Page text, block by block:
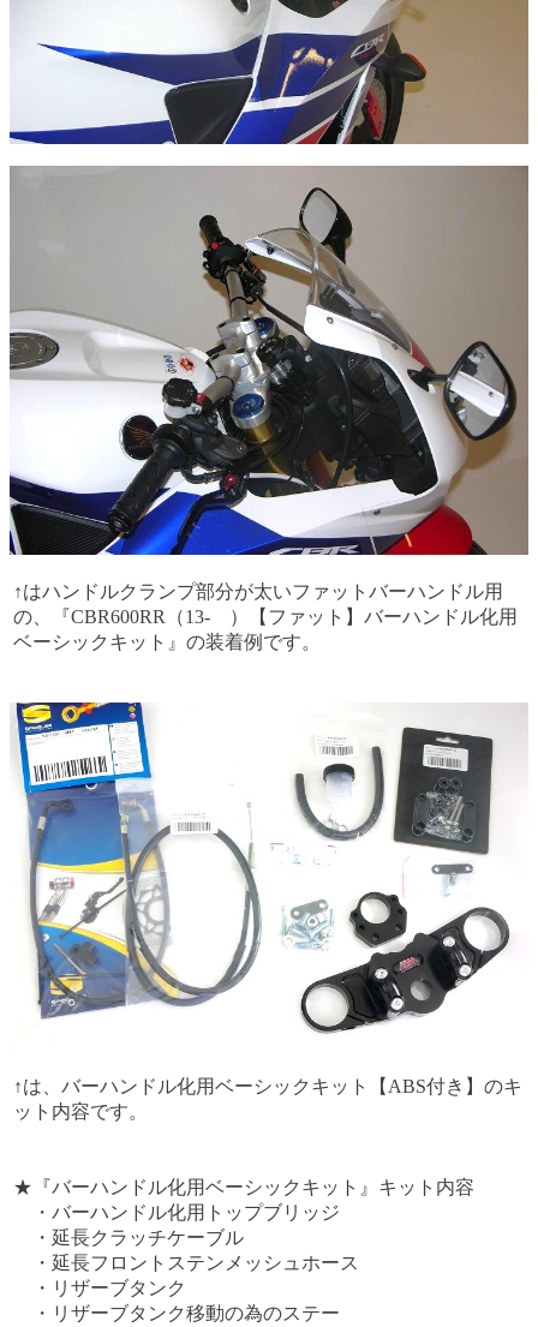
↑はハンドルクランプ部分が太いファットバーハンドル用
の、『CBR600RR（13- ）【ファット】バーハンドル化用
ベーシックキット』の装着例です。
↑は、バーハンドル化用ベーシックキット【ABS付き】のキ
ット内容です。
★『バーハンドル化用ベーシックキット』キット内容
・バーハンドル化用トップブリッジ
・延長クラッチケーブル
・延長フロントステンメッシュホース
・リザーブタンク
・リザーブタンク移動の為のステー